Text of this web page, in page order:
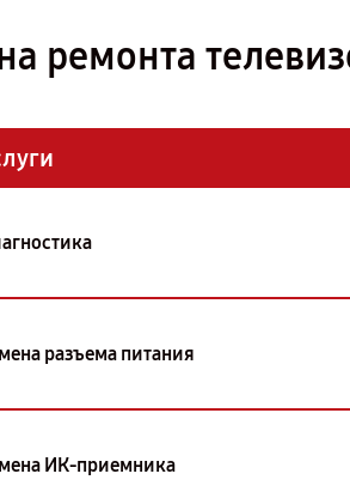
ремонта
разъема питания
ИК-приемника